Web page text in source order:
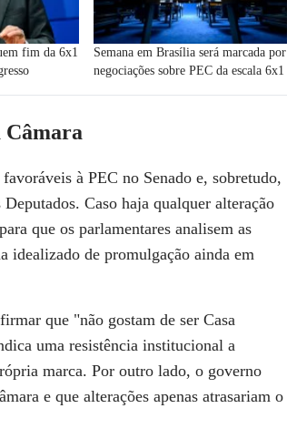
fim da 6x1
Semana em Brasília será marcada por
negociações sobre PEC da escala 6x1
Câmara
à PEC no Senado e, sobretudo,
Deputados. Caso haja qualquer alteração
que os parlamentares analisem as
idealizado de promulgação ainda em
que "não gostam de ser Casa
uma resistência institucional a
marca. Por outro lado, o governo
e que alterações apenas atrasariam o